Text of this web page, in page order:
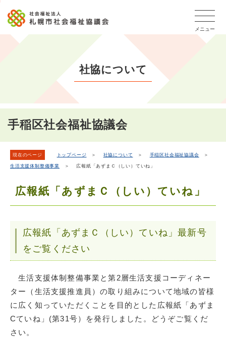
文
メニュー
か
社協について
手稲区社会福祉協議会
現在のページ トップページ ＞ 社協について ＞ 手稲区社会福祉協議会 ＞
生活支援体制整備事業 ＞ 広報紙「あずまＣ（しい）ていね」
広報紙「あずまＣ（しい）ていね」
広報紙「あずまＣ（しい）ていね」最新号
をご覧ください
生活支援体制整備事業と第2層生活支援コーディネー
ター（生活支援推進員）の取り組みについて地域の皆様
に広く知っていただくことを目的とした広報紙「あずま
Cていね」(第31号）を発行しました。どうぞご覧くだ
さい。
こ
タ
ー
こ
ま